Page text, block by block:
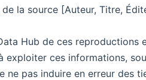
la source [Auteur, Titre,
Hub de ces
exploiter ces informations,
ne pas induire en erreur des